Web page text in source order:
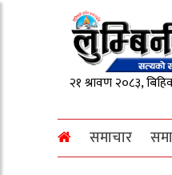
समाचार